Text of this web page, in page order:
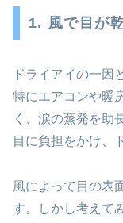
1. 風で目が
ドライアイの一因
特にエアコンや暖
く、涙の蒸発を助
目に負担をかけ、
風によって目の表
す。しかし考えて